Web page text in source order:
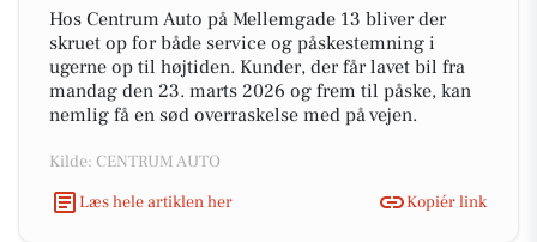
Hos Centrum Auto på Mellemgade 13 bliver der
skruet op for både service og påskestemning i
ugerne op til højtiden. Kunder, der får lavet bil fra
mandag den 23. marts 2026 og frem til påske, kan
nemlig få en sød overraskelse med på vejen.
Kilde: CENTRUM AUTO
Læs hele artiklen her
Kopiér link